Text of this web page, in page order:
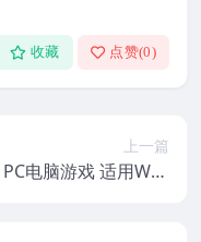
收藏 点赞(0)
上一篇
电脑游戏 适用WIN